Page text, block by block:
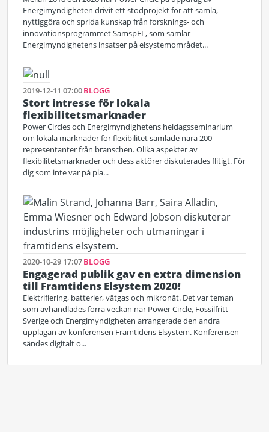
Energimyndigheten drivit ett stödprojekt för att samla,
nyttiggöra och sprida kunskap från forsknings- och
innovationsprogrammet SamspEL, som samlar
Energimyndighetens insatser på elsystemområdet...
2019-12-11 07:00BLOGG
Stort intresse för lokala
flexibilitetsmarknader
Power Circles och Energimyndighetens heldagsseminarium
om lokala marknader för flexibilitet samlade nära 200
representanter från branschen. Olika aspekter av
flexibilitetsmarknader och dess aktörer diskuterades flitigt. För
dig som inte var på pla...
2020-10-29 17:07BLOGG
Engagerad publik gav en extra dimension
till Framtidens Elsystem 2020!
Elektrifiering, batterier, vätgas och mikronät. Det var teman
som avhandlades förra veckan när Power Circle, Fossilfritt
Sverige och Energimyndigheten arrangerade den andra
upplagan av konferensen Framtidens Elsystem. Konferensen
sändes digitalt o...